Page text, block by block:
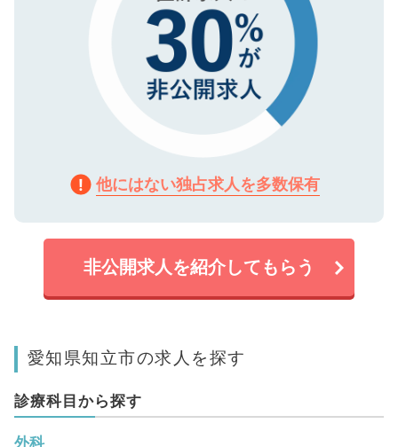
他にはない独占求人を多数保有
非公開求人を紹介してもらう
愛知県知立市の求人を探す
診療科目から探す
外科